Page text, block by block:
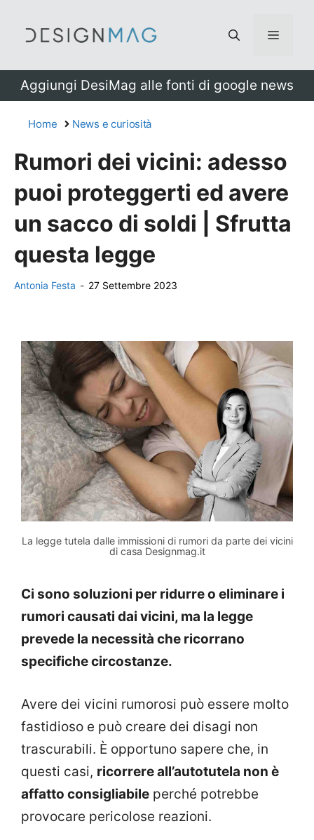
Menu
Aggiungi DesiMag alle fonti di google news
Home News e curiosità
Rumori dei vicini: adesso
puoi proteggerti ed avere
un sacco di soldi | Sfrutta
questa legge
Antonia Festa - 27 Settembre 2023
La legge tutela dalle immissioni di rumori da parte dei vicini
di casa Designmag.it
Ci sono soluzioni per ridurre o eliminare i
rumori causati dai vicini, ma la legge
prevede la necessità che ricorrano
specifiche circostanze.
Avere dei vicini rumorosi può essere molto
fastidioso e può creare dei disagi non
trascurabili. È opportuno sapere che, in
questi casi, ricorrere all’autotutela non è
affatto consigliabile perché potrebbe
provocare pericolose reazioni.